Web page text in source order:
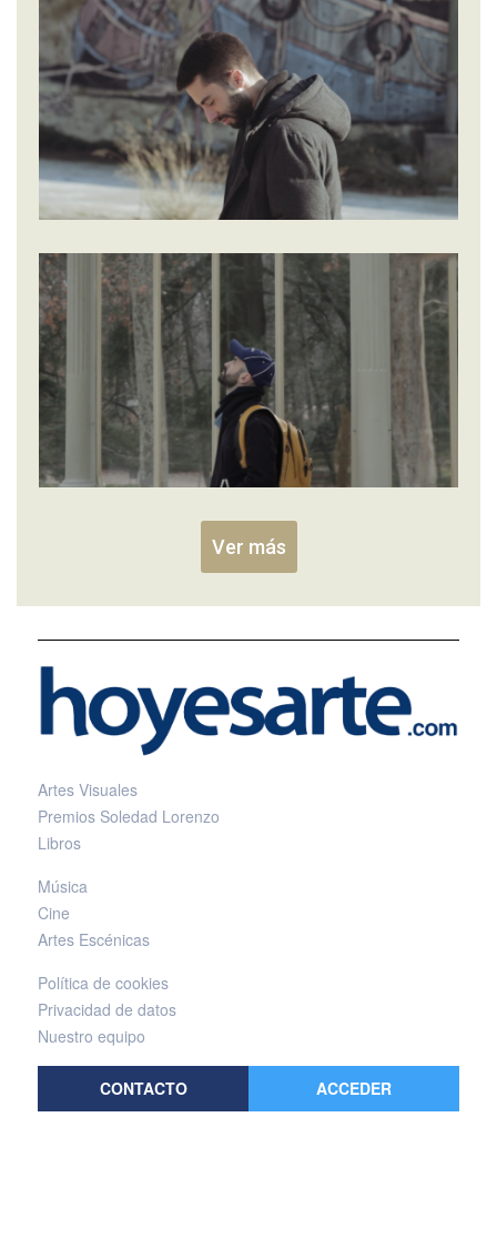
Ver más
Artes Visuales
Premios Soledad Lorenzo
Libros
Música
Cine
Artes Escénicas
Política de cookies
Privacidad de datos
Nuestro equipo
CONTACTO ACCEDER